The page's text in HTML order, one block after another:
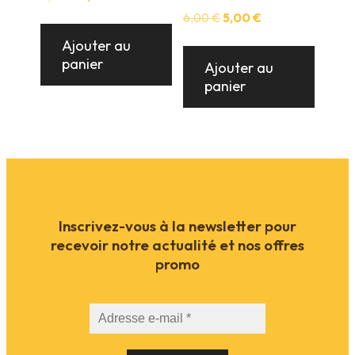
initial
était :
6,00 €.
actuel
est :
5,00 €.
Ajouter au
panier
6,00€Le
initial
était :
6,00 €.
5,00€Le
actuel
est :
5,00 €.
Ajouter au
panier
Inscrivez-vous à la newsletter pour
recevoir notre actualité et nos offres
promo